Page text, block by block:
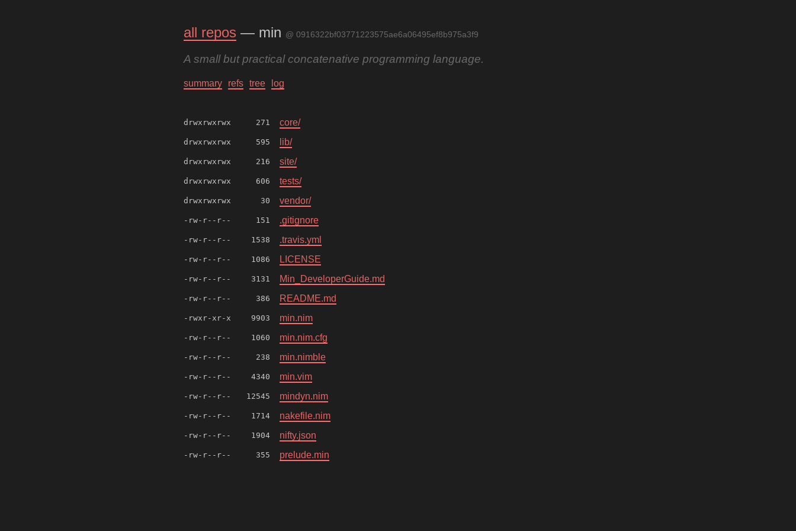
all repos — min @ 0916322bf03771223575ae6a06495ef8b975a3f9
A small but practical concatenative programming language.
summary refs tree log
drwxrwxrwx 271 core/
drwxrwxrwx 595 lib/
drwxrwxrwx 216 site/
drwxrwxrwx 606 tests/
drwxrwxrwx 30 vendor/
-rw-r--r-- 151 .gitignore
-rw-r--r-- 1538 .travis.yml
-rw-r--r-- 1086 LICENSE
-rw-r--r-- 3131 Min_DeveloperGuide.md
-rw-r--r-- 386 README.md
-rwxr-xr-x 9903 min.nim
-rw-r--r-- 1060 min.nim.cfg
-rw-r--r-- 238 min.nimble
-rw-r--r-- 4340 min.vim
-rw-r--r-- 12545 mindyn.nim
-rw-r--r-- 1714 nakefile.nim
-rw-r--r-- 1904 nifty.json
-rw-r--r-- 355 prelude.min